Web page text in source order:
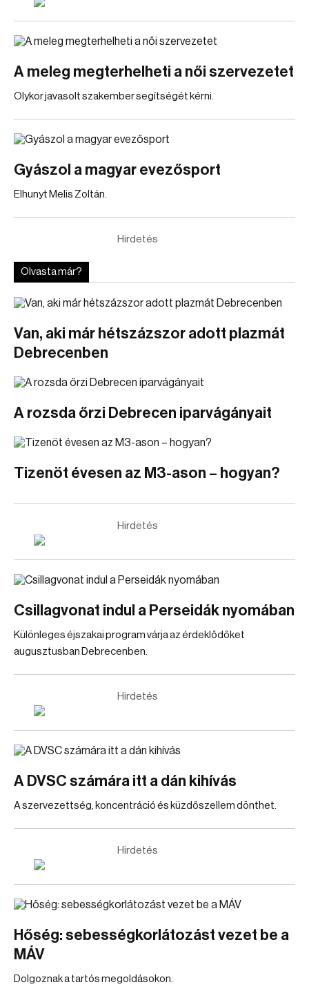
A meleg megterhelheti a női szervezetet
Olykor javasolt szakember segítségét kérni.
Gyászol a magyar evezősport
Elhunyt Melis Zoltán.
Hirdetés
Olvasta már?
Van, aki már hétszázszor adott plazmát
Debrecenben
A rozsda őrzi Debrecen iparvágányait
Tizenöt évesen az M3-ason – hogyan?
Hirdetés
Csillagvonat indul a Perseidák nyomában
Különleges éjszakai program várja az érdeklődőket
augusztusban Debrecenben.
Hirdetés
A DVSC számára itt a dán kihívás
A szervezettség, koncentráció és küzdőszellem dönthet.
Hirdetés
Hőség: sebességkorlátozást vezet be a
MÁV
Dolgoznak a tartós megoldásokon.